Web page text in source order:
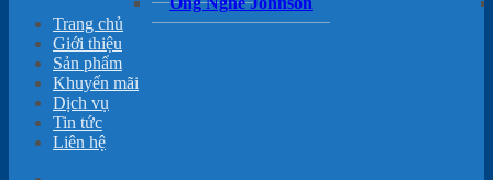
Trang chủ
Giới thiệu
Sản phẩm
Khuyến mãi
Dịch vụ
Tin tức
Liên hệ